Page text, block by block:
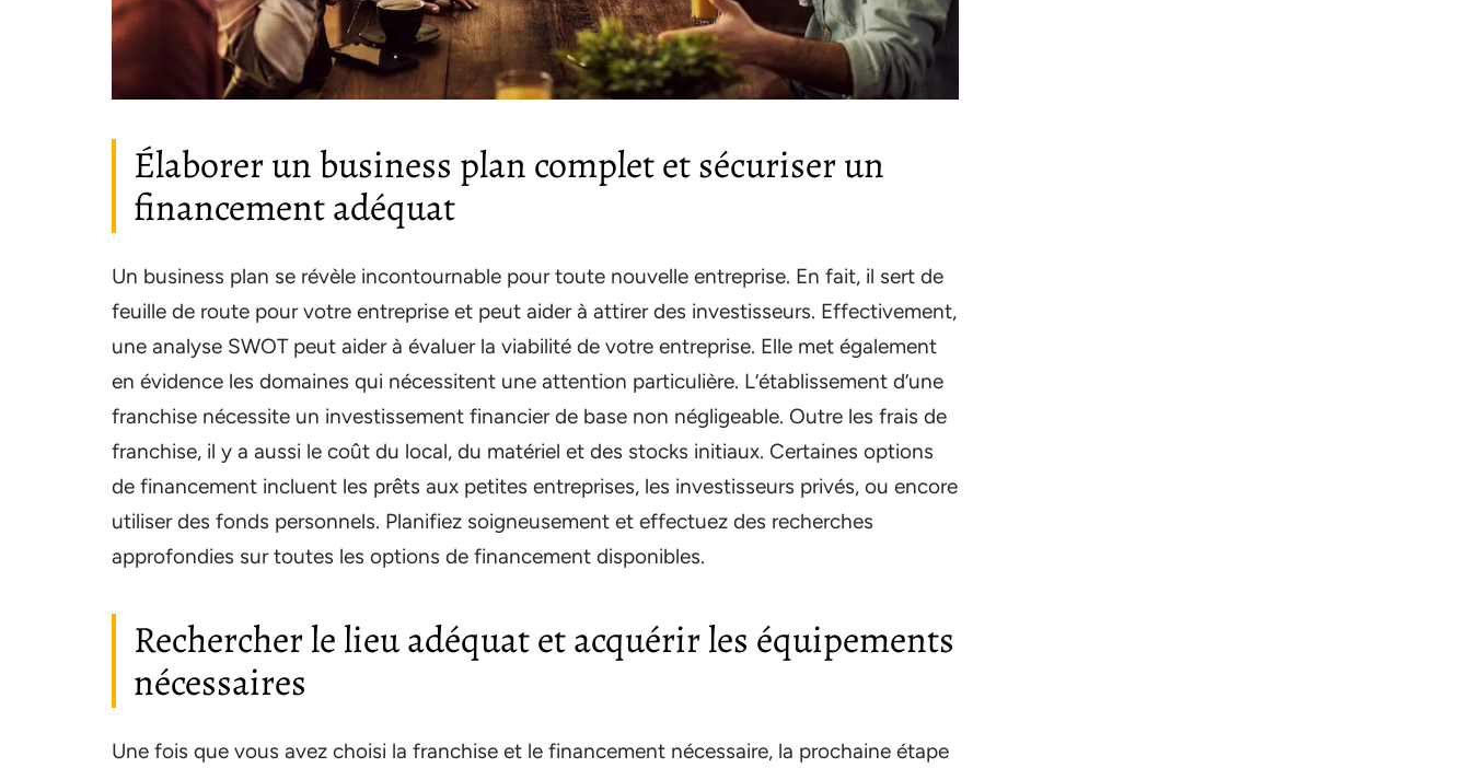
Élaborer un business plan complet et sécuriser un
financement adéquat
Un business plan se révèle incontournable pour toute nouvelle entreprise. En fait, il sert de
feuille de route pour votre entreprise et peut aider à attirer des investisseurs. Effectivement,
une analyse SWOT peut aider à évaluer la viabilité de votre entreprise. Elle met également
en évidence les domaines qui nécessitent une attention particulière. L’établissement d’une
franchise nécessite un investissement financier de base non négligeable. Outre les frais de
franchise, il y a aussi le coût du local, du matériel et des stocks initiaux. Certaines options
de financement incluent les prêts aux petites entreprises, les investisseurs privés, ou encore
utiliser des fonds personnels. Planifiez soigneusement et effectuez des recherches
approfondies sur toutes les options de financement disponibles.
Rechercher le lieu adéquat et acquérir les équipements
nécessaires
Une fois que vous avez choisi la franchise et le financement nécessaire, la prochaine étape